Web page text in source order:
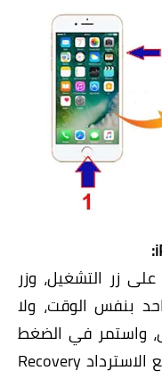
زر التشغيل، وزر
بنفس الوقت، ولا
واستمر في الضغط
عليهما حتى تظهر لك شاشة وضع الاسترداد Recovery